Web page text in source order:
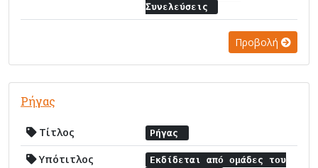
Συνελεύσεις
Προβολή
Ρήγας
Τίτλος Ρήγας
Υπότιτλος
Εκδίδεται από ομάδες του